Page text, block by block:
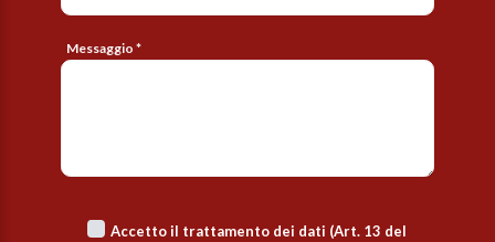
Messaggio *
Accetto il trattamento dei dati (Art. 13 del